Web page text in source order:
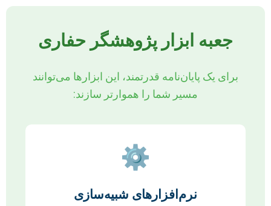
جعبه ابزار پژوهشگر حفاری
برای یک پایان‌نامه قدرتمند، این ابزارها می‌توانند
مسیر شما را هموارتر سازند:
⚙️
نرم‌افزارهای شبیه‌سازی